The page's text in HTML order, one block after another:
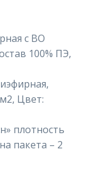
с ВО
100% ПЭ,
Цвет:
плотность
пакета – 2